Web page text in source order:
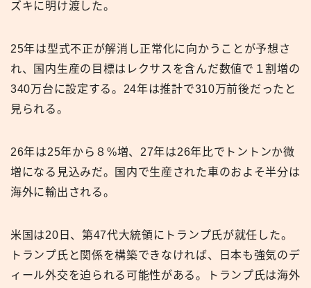
ズキに明け渡した。
25年は型式不正が解消し正常化に向かうことが予想さ
れ、国内生産の目標はレクサスを含んだ数値で１割増の
340万台に設定する。24年は推計で310万前後だったと
見られる。
26年は25年から８%増、27年は26年比でトントンか微
増になる見込みだ。国内で生産された車のおよそ半分は
海外に輸出される。
米国は20日、第47代大統領にトランプ氏が就任した。
トランプ氏と関係を構築できなければ、日本も強気のデ
ィール外交を迫られる可能性がある。トランプ氏は海外